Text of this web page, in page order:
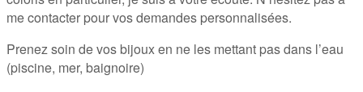
me contacter pour vos demandes personnalisées.
Prenez soin de vos bijoux en ne les mettant pas dans l’eau
(piscine, mer, baignoire)